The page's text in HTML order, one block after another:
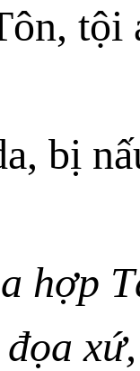
tội
bị
hợp
xứ,